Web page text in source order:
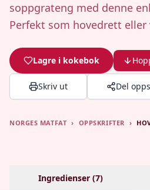
soppgrateng med denne
Perfekt som hovedrett
Lagre i kokebok
Skriv ut Del
NORGES MATFAT › OPPSKRIFTER ›
Ingredienser (7)